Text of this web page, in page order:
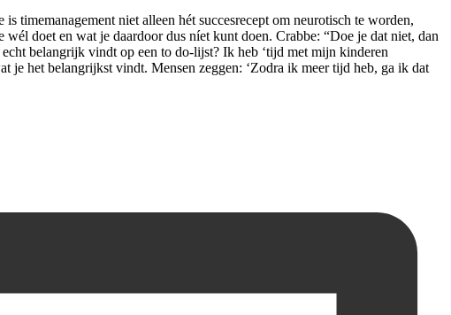
timemanagement niet alleen hét succesrecept om neurotisch te worden,
doet en wat je daardoor dus níet kunt doen. Crabbe: “Doe je dat niet, dan
belangrijk vindt op een to do-lijst? Ik heb ‘tijd met mijn kinderen
je het belangrijkst vindt. Mensen zeggen: ‘Zodra ik meer tijd heb, ga ik dat